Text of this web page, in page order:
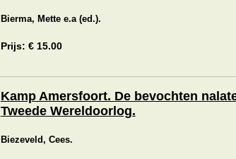
Bierma, Mette e.a (ed.).
Prijs: € 15.00
Kamp Amersfoort. De bevochten
Tweede Wereldoorlog.
Biezeveld, Cees.